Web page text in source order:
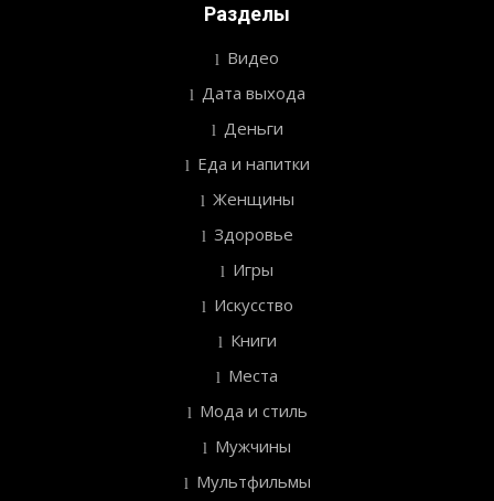
Разделы
Видео
Дата выхода
Деньги
Еда и напитки
Женщины
Здоровье
Игры
Искусство
Книги
Места
Мода и стиль
Мужчины
Мультфильмы